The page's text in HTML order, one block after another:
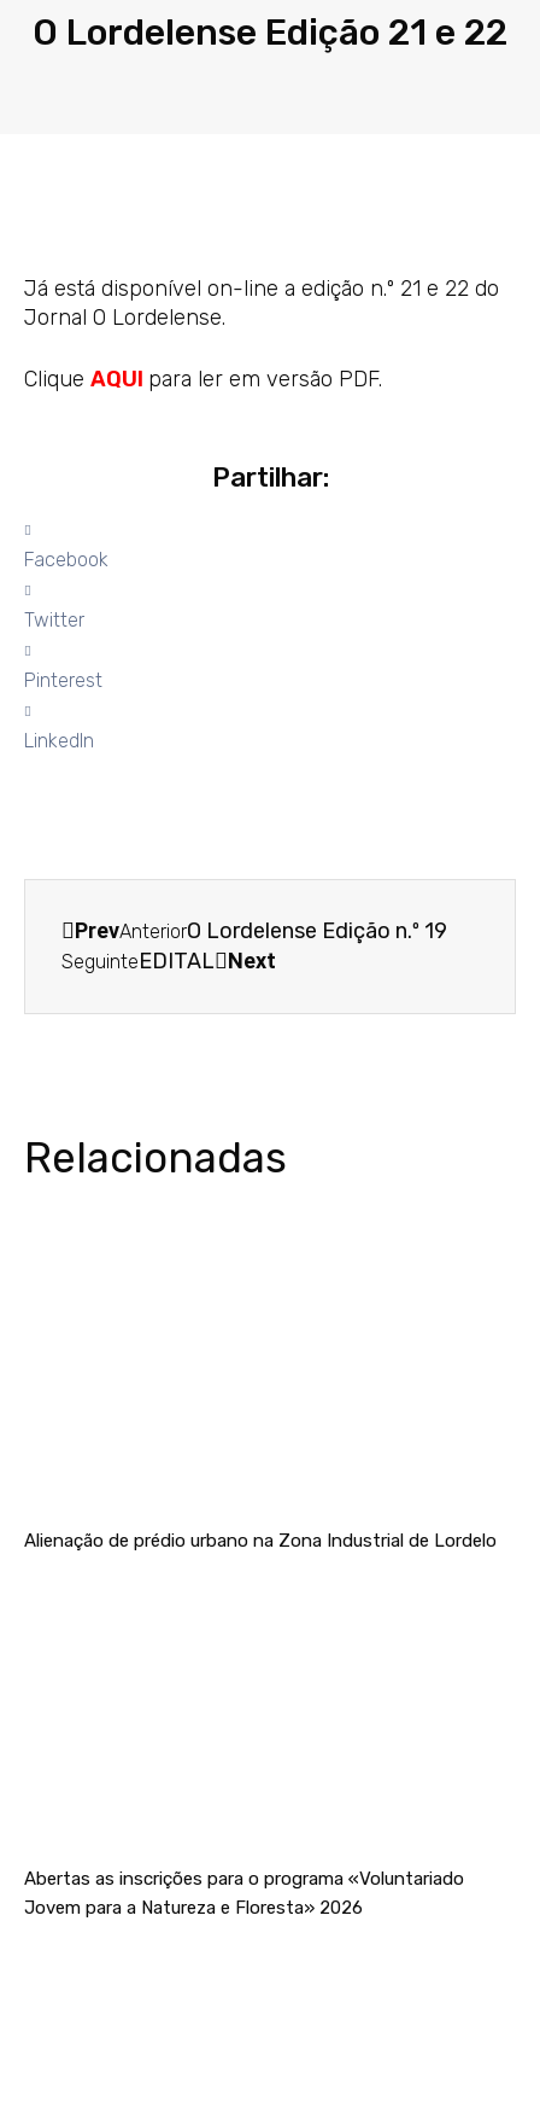
O Lordelense Edição 21 e 22
Já está disponível on-line a edição n.º 21 e 22 do
Jornal O Lordelense.
Clique AQUI para ler em versão PDF.
Partilhar:
Facebook
Twitter
Pinterest
LinkedIn
PrevAnteriorO Lordelense Edição n.º 19
SeguinteEDITAL Next
Relacionadas
Alienação de prédio urbano na Zona Industrial de Lordelo
Abertas as inscrições para o programa «Voluntariado
Jovem para a Natureza e Floresta» 2026